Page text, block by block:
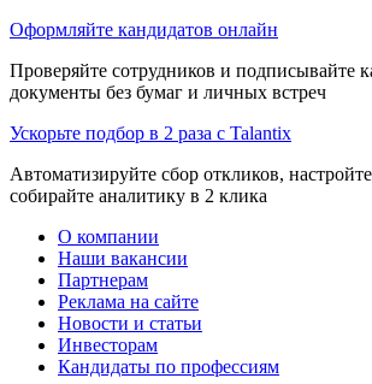
Оформляйте кандидатов онлайн
Проверяйте сотрудников и подписывайте
документы без бумаг и личных встреч
Ускорьте подбор в 2 раза с Talantix
Автоматизируйте сбор откликов,
собирайте аналитику в 2 клика
О компании
Наши вакансии
Партнерам
Реклама на сайте
Новости и статьи
Инвесторам
Кандидаты по профессиям